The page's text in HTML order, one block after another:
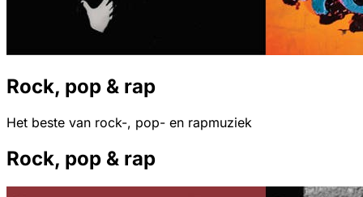
Rock, pop & rap
Het beste van rock-, pop- en rapmuziek
Rock, pop & rap